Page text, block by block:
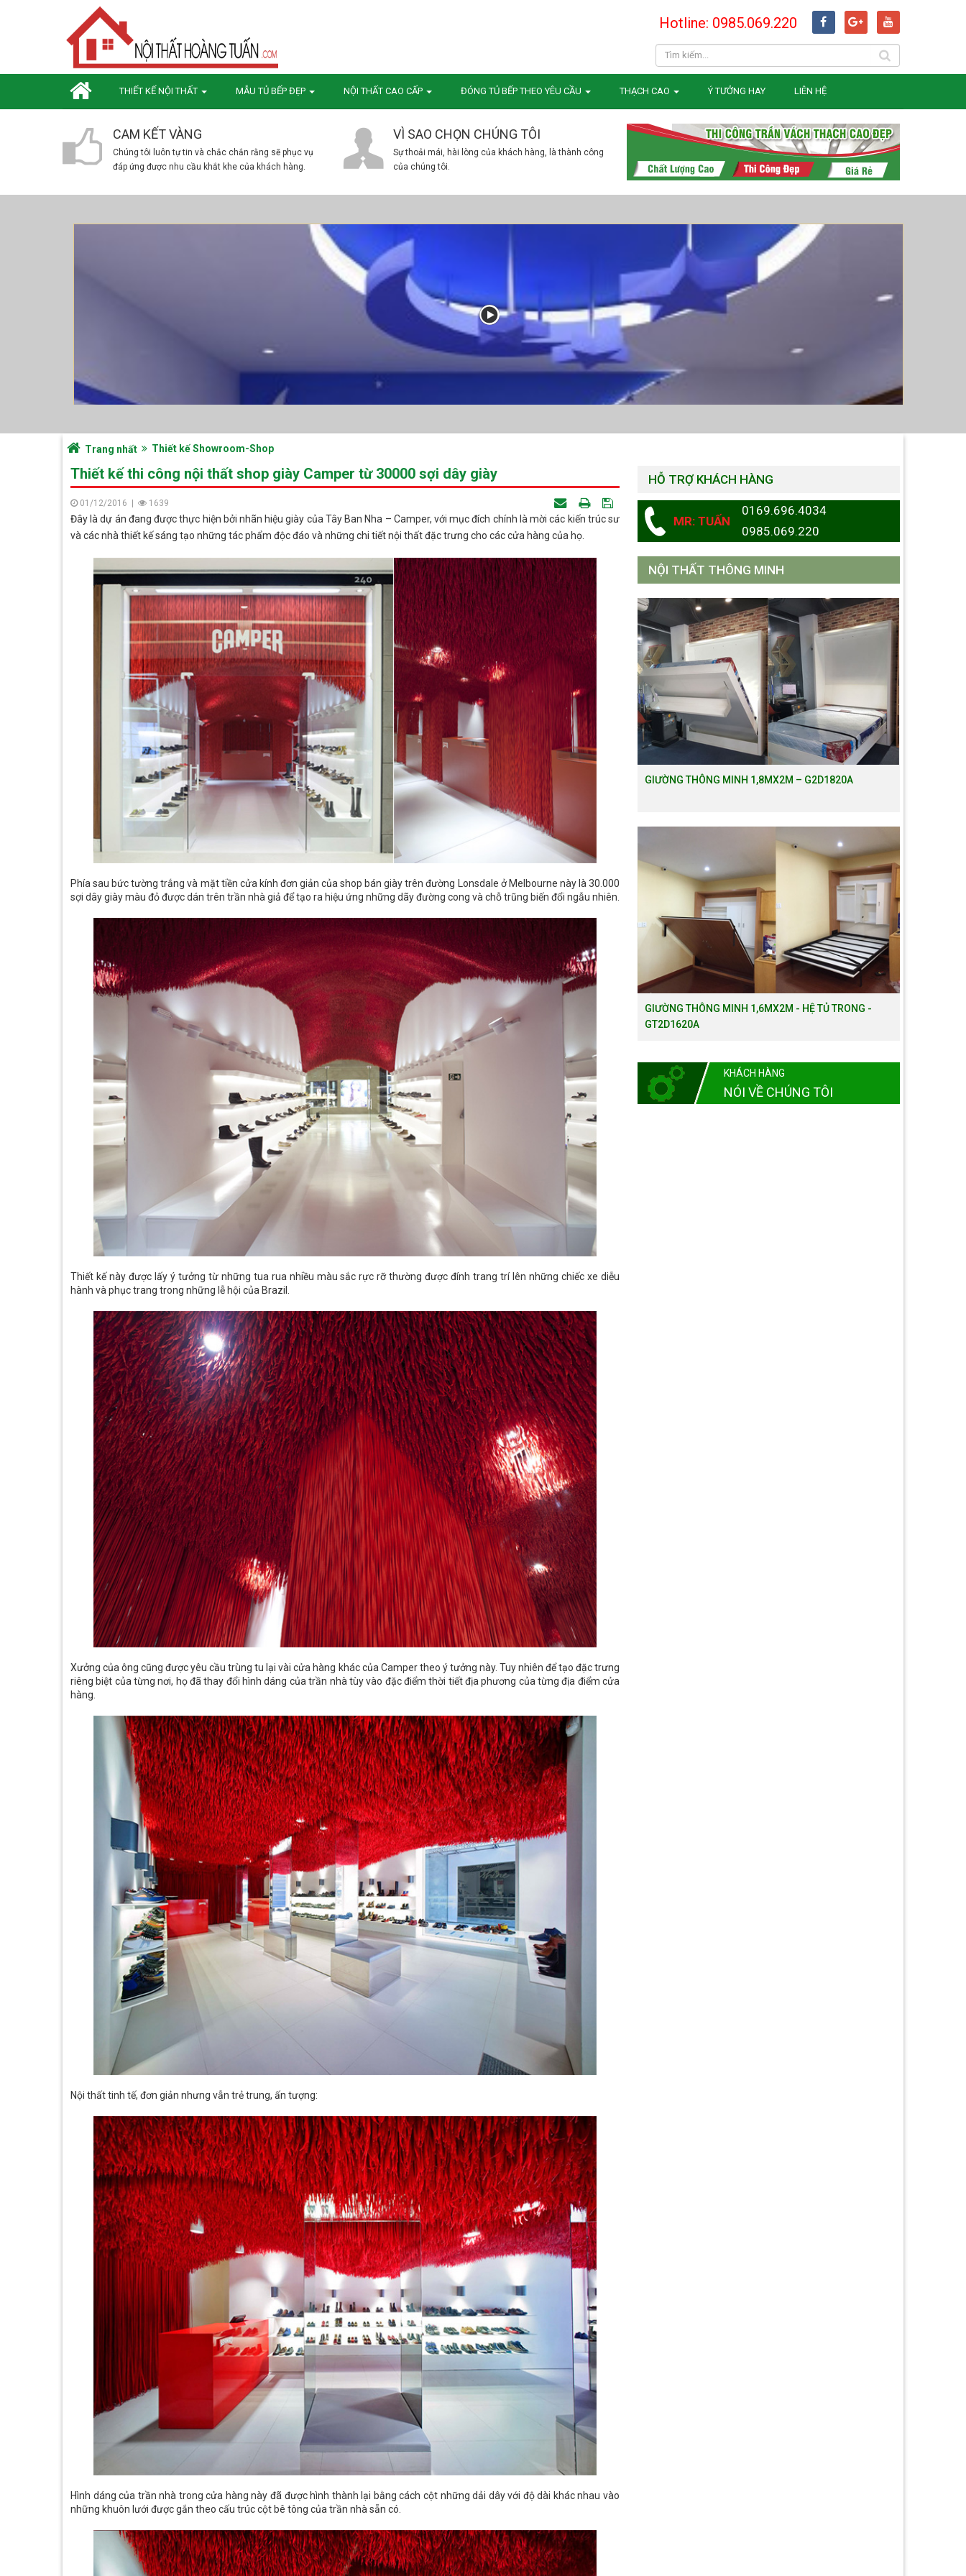
Hotline: 0985.069.220
THIẾT KẾ NỘI THẤT MẪU TỦ BẾP ĐẸP NỘI THẤT CAO CẤP ĐÓNG TỦ BẾP THEO YÊU CẦU THẠCH CAO Ý TƯỞNG HAY LIÊN HỆ
CAM KẾT VÀNG
Chúng tôi luôn tự tin và chắc chắn rằng sẽ phục vụ
đáp ứng được nhu cầu khắt khe của khách hàng.
VÌ SAO CHỌN CHÚNG TÔI
Sự thoải mái, hài lòng của khách hàng, là thành công
của chúng tôi.
Trang nhất Thiết kế Showroom-Shop
Thiết kế thi công nội thất shop giày Camper từ 30000 sợi dây giày
01/12/2016 1639
Đây là dự án đang được thực hiện bởi nhãn hiệu giày của Tây Ban Nha – Camper, với mục đích chính là mời các kiến trúc sư
và các nhà thiết kế sáng tạo những tác phẩm độc đáo và những chi tiết nội thất đặc trưng cho các cửa hàng của họ.
Phía sau bức tường trắng và mặt tiền cửa kính đơn giản của shop bán giày trên đường Lonsdale ở Melbourne này là 30.000
sợi dây giày màu đỏ được dán trên trần nhà giả để tạo ra hiệu ứng những dãy đường cong và chỗ trũng biến đổi ngẫu nhiên.
Thiết kế này được lấy ý tưởng từ những tua rua nhiều màu sắc rực rỡ thường được đính trang trí lên những chiếc xe diễu
hành và phục trang trong những lễ hội của Brazil.
Xưởng của ông cũng được yêu cầu trùng tu lại vài cửa hàng khác của Camper theo ý tưởng này. Tuy nhiên để tạo đặc trưng
riêng biệt của từng nơi, họ đã thay đổi hình dáng của trần nhà tùy vào đặc điểm thời tiết địa phương của từng địa điểm cửa
hàng.
Nội thất tinh tế, đơn giản nhưng vẫn trẻ trung, ấn tượng:
Hình dáng của trần nhà trong cửa hàng này đã được hình thành lại bằng cách cột những dải dây với độ dài khác nhau vào
những khuôn lưới được gắn theo cấu trúc cột bê tông của trần nhà sẵn có.
HỖ TRỢ KHÁCH HÀNG
MR: TUẤN
0169.696.4034
0985.069.220
NỘI THẤT THÔNG MINH
GIƯỜNG THÔNG MINH 1,8MX2M – G2D1820A
GIƯỜNG THÔNG MINH 1,6MX2M - HỆ TỦ TRONG -
GT2D1620A
KHÁCH HÀNG
NÓI VỀ CHÚNG TÔI